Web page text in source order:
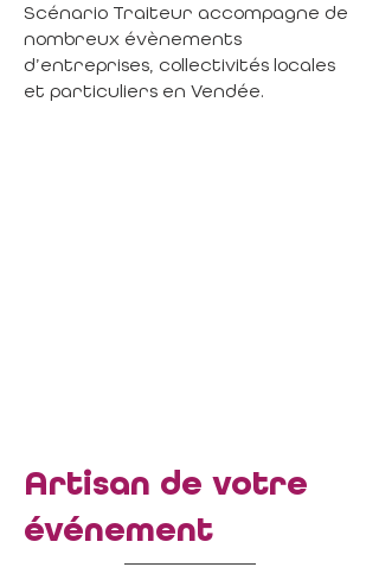
Scénario Traiteur accompagne de
nombreux évènements
d’entreprises, collectivités locales
et particuliers en Vendée.
Artisan de votre
événement